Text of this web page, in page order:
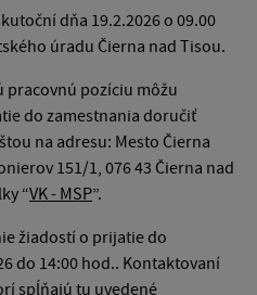
dňa 19.2.2026 o 09.00
úradu Čierna nad Tisou.
pracovnú pozíciu môžu
do zamestnania doručiť
na adresu: Mesto Čierna
151/1, 076 43 Čierna nad
“VK - MSP”.
žiadostí o prijatie do
do 14:00 hod.. Kontaktovaní
spĺňajú tu uvedené